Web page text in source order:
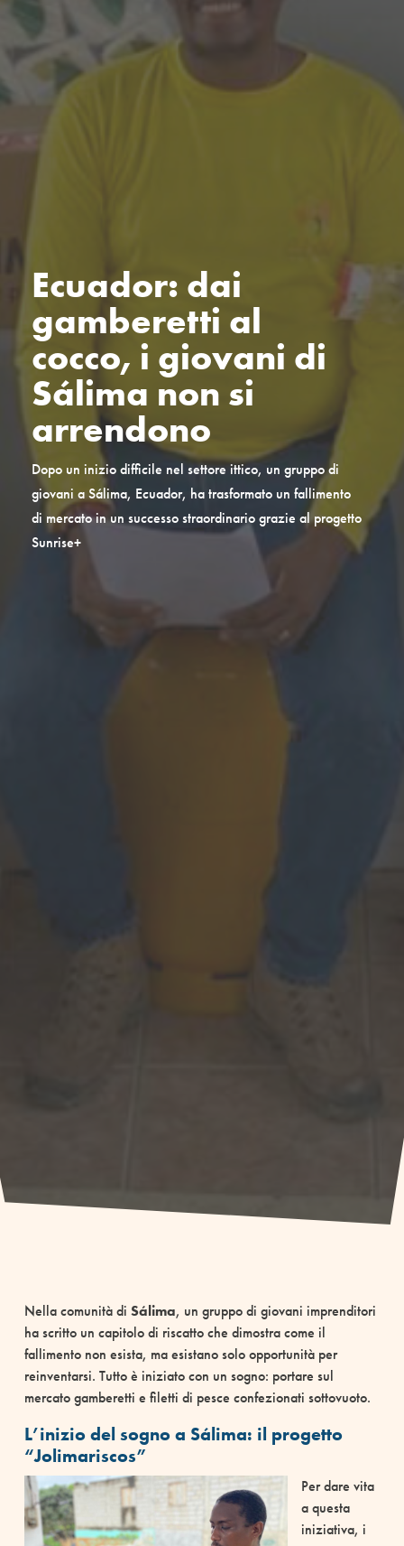
Ecuador: dai
gamberetti al
cocco, i giovani di
Sálima non si
arrendono
Dopo un inizio difficile nel settore ittico, un gruppo di
giovani a Sálima, Ecuador, ha trasformato un fallimento
di mercato in un successo straordinario grazie al progetto
Sunrise+
Nella comunità di Sálima, un gruppo di giovani imprenditori
ha scritto un capitolo di riscatto che dimostra come il
fallimento non esista, ma esistano solo opportunità per
reinventarsi. Tutto è iniziato con un sogno: portare sul
mercato gamberetti e filetti di pesce confezionati sottovuoto.
L’inizio del sogno a Sálima: il progetto
“Jolimariscos”
Per dare vita
a questa
iniziativa, i